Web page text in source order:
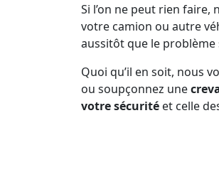
Si l’on ne peut rien
votre camion ou autre
aussitôt que le problème
Quoi qu’il en soit, nous
ou soupçonnez une
votre sécurité et celle